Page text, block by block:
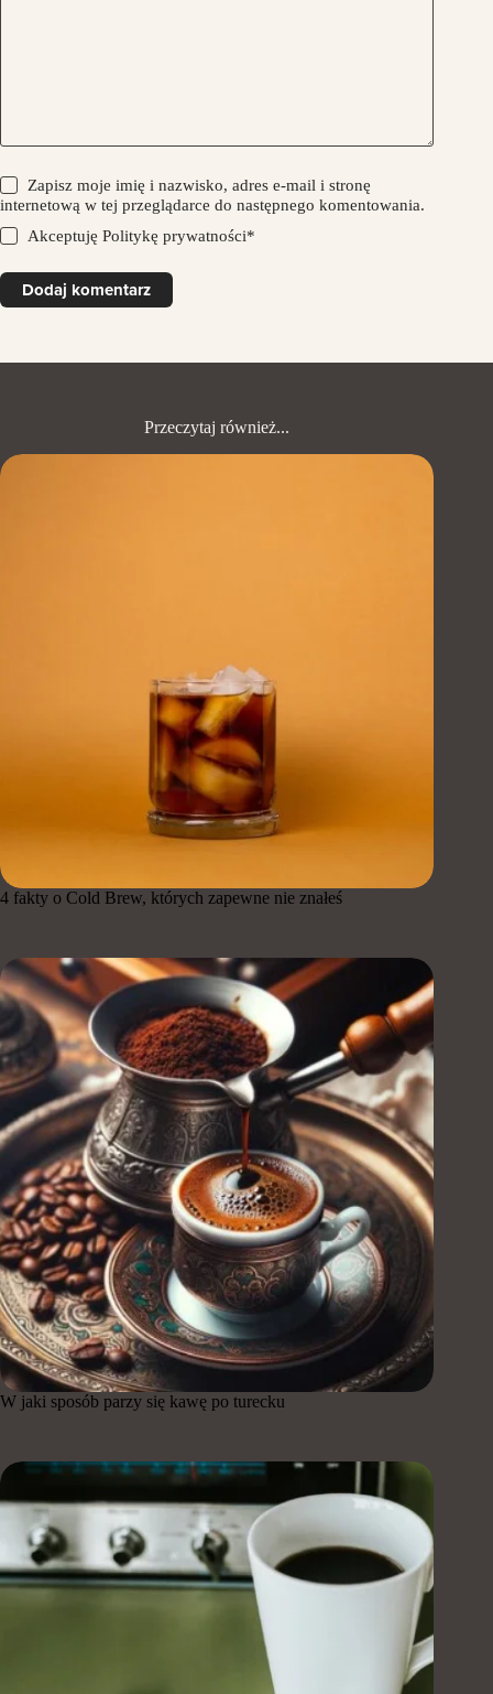
Zapisz moje imię i nazwisko, adres e-mail i stronę
internetową w tej przeglądarce do następnego komentowania.
AkceptujęPolitykę prywatności*
Dodaj komentarz
Przeczytaj również...
4 fakty o Cold Brew, których zapewne nie znałeś
W jaki sposób parzy się kawę po turecku